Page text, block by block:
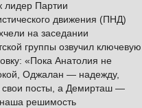
лидер Партии
движения (ПНД)
на заседании
группы озвучил ключевую
«Пока Анатолия не
Оджалан — надежду,
посты, а Демирташ —
решимость